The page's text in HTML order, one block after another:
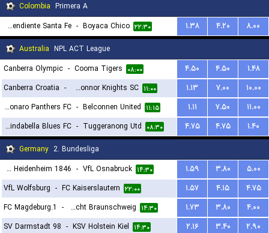
Colombia Primera A
Independiente Santa Fe
- Boyaca Chico ۲۲:۳۰ ۱.۳۸ ۴.۲۰
۸.۰۰
Australia NPL ACT League
Canberra Olympic - Cooma Tigers ۰۸:۰۰ ۴.۵۰ ۴.۵۰
۱.۴۸
Canberra Croatia - O'Connor Knights SC ۱۱:۰۰ ۱.۱۳ ۷.۰۰
۱۰.۰۰
Monaro Panthers FC
- Belconnen United ۱۱:۱۵ ۱.۱۱ ۷.۵۰
۱۱.۰۰
Brindabella Blues FC
- Tuggeranong Utd ۰۸:۳۰ ۴.۷۵ ۴.۷۵
۱.۴۰
Germany 2. Bundesliga
FC Heidenheim 1846
- VfL Osnabruck ۱۴:۳۰ ۱.۵۹ ۳.۸۰
۵.۰۰
VfL Wolfsburg - FC Kaiserslautern ۲۲:۰۰ ۱.۵۷ ۴.۱۵
۴.۷۵
1.FC Magdeburg - TSV Eintracht Braunschweig ۱۴:۳۰ ۱.۷۳ ۳.۸۰
۴.۰۰
SV Darmstadt 98 - KSV Holstein Kiel ۱۴:۳۰ ۲.۱۶ ۳.۴۰
۲.۹۰